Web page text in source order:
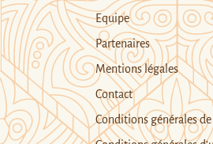
Equipe
Partenaires
Mentions légales
Contact
Conditions générales